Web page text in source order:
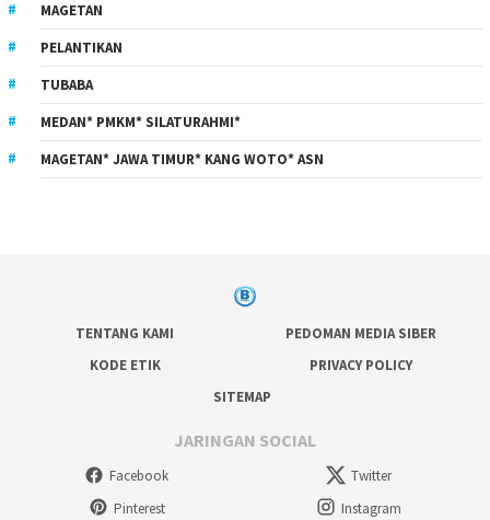
MAGETAN
PELANTIKAN
TUBABA
MEDAN* PMKM* SILATURAHMI*
MAGETAN* JAWA TIMUR* KANG WOTO* ASN
TENTANG KAMI
PEDOMAN MEDIA SIBER
KODE ETIK
PRIVACY POLICY
SITEMAP
JARINGAN SOCIAL
Facebook
Twitter
Pinterest
Instagram